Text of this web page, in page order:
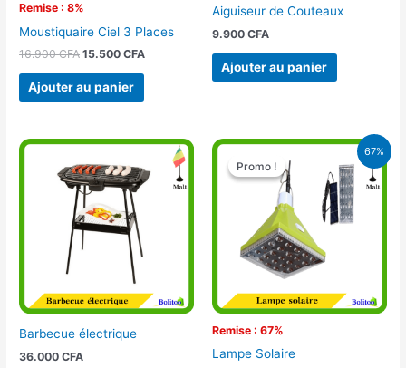
Remise : 8%
Moustiquaire Ciel 3 Places
16.900CFA 15.500CFA
Ajouter au panier
Aiguiseur de Couteaux
9.900 CFA
Ajouter au panier
Barbecue électrique
36.000CFA
67%
Promo !
Remise : 67%
Promo !
Lampe Solaire
Le
prix
initial
était :
15.000 CFA.
Le
actuel
est :
5.000 CFA.